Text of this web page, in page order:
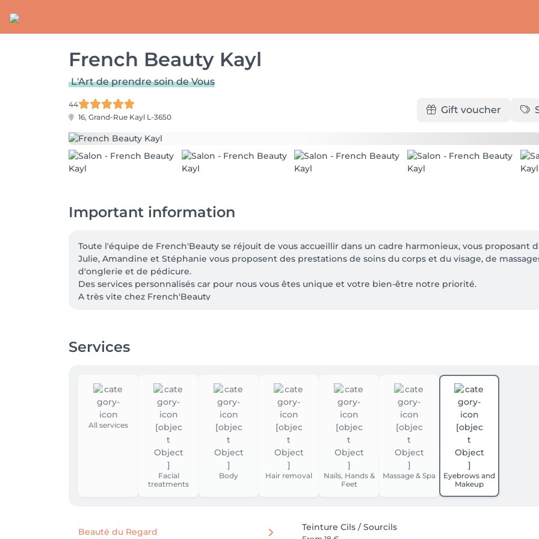
French Beauty Kayl
L'Art de prendre soin de Vous
44
16, Grand-Rue Kayl L-3650
Gift voucher
Important information
Toute l'équipe de French'Beauty se réjouit de vous accueillir dans un cadre harmonieux, vous proposant
Julie, Amandine et Stéphanie vous proposent des prestations de soins du corps et du visage, de
d'onglerie et de pédicure.
Des services personnalisés car pour nous vous êtes unique et votre bien-être notre priorité.
A très vite chez French'Beauty
Services
All services
Facial
treatments
Body Hair removal
Nails, Hands &
Feet
Massage & Spa
Eyebrows and
Makeup
Beauté du Regard Teinture Cils / Sourcils